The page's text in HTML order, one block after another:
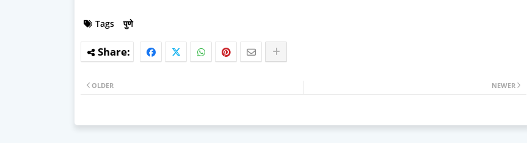
Tags पुणे
NEWER
OLDER